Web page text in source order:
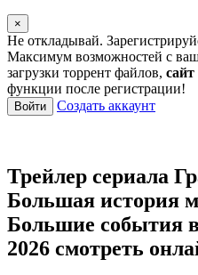
×
Не откладывай.
Максимум возможностей с
загрузки торрент файлов,
функции после регистрации!
Войти Создать аккаунт
Трейлер сериала
Большая история
Большие события
2026 смотреть